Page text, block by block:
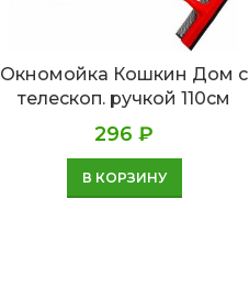
Окномойка Кошкин Дом с
телескоп. ручкой 110см
296₽
В КОРЗИНУ